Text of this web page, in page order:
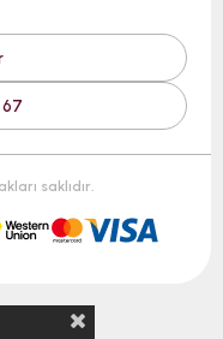
67
saklıdır.